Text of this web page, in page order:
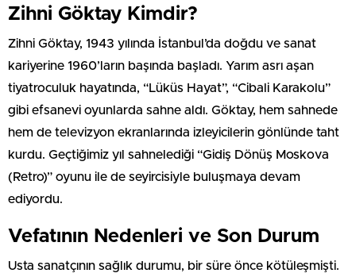
Zihni Göktay Kimdir?
Zihni Göktay, 1943 yılında İstanbul’da doğdu ve sanat
kariyerine 1960’ların başında başladı. Yarım asrı aşan
tiyatroculuk hayatında, “Lüküs Hayat”, “Cibali Karakolu”
gibi efsanevi oyunlarda sahne aldı. Göktay, hem sahnede
hem de televizyon ekranlarında izleyicilerin gönlünde taht
kurdu. Geçtiğimiz yıl sahnelediği “Gidiş Dönüş Moskova
(Retro)” oyunu ile de seyircisiyle buluşmaya devam
ediyordu.
Vefatının Nedenleri ve Son Durum
Usta sanatçının sağlık durumu, bir süre önce kötüleşmişti.